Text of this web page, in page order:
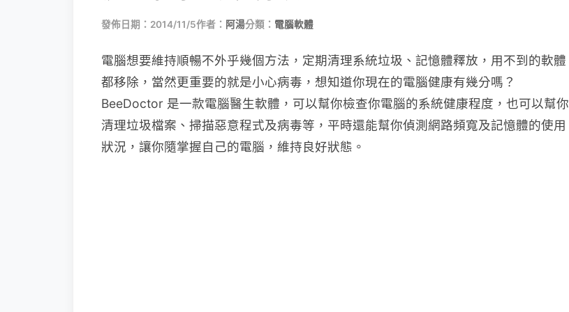
發佈日期：2014/11/5作者： 阿湯分類： 電腦軟體
電腦想要維持順暢不外乎幾個方法，定期清理系統垃圾、記憶體釋放，用不到的軟體
都移除，當然更重要的就是小心病毒，想知道你現在的電腦健康有幾分嗎？
BeeDoctor 是一款電腦醫生軟體，可以幫你檢查你電腦的系統健康程度，也可以幫你
清理垃圾檔案、掃描惡意程式及病毒等，平時還能幫你偵測網路頻寬及記憶體的使用
狀況，讓你隨掌握自己的電腦，維持良好狀態。